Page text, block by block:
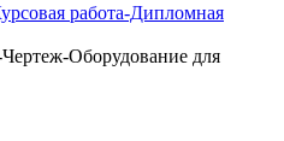
работа-Дипломная
Оборудование для